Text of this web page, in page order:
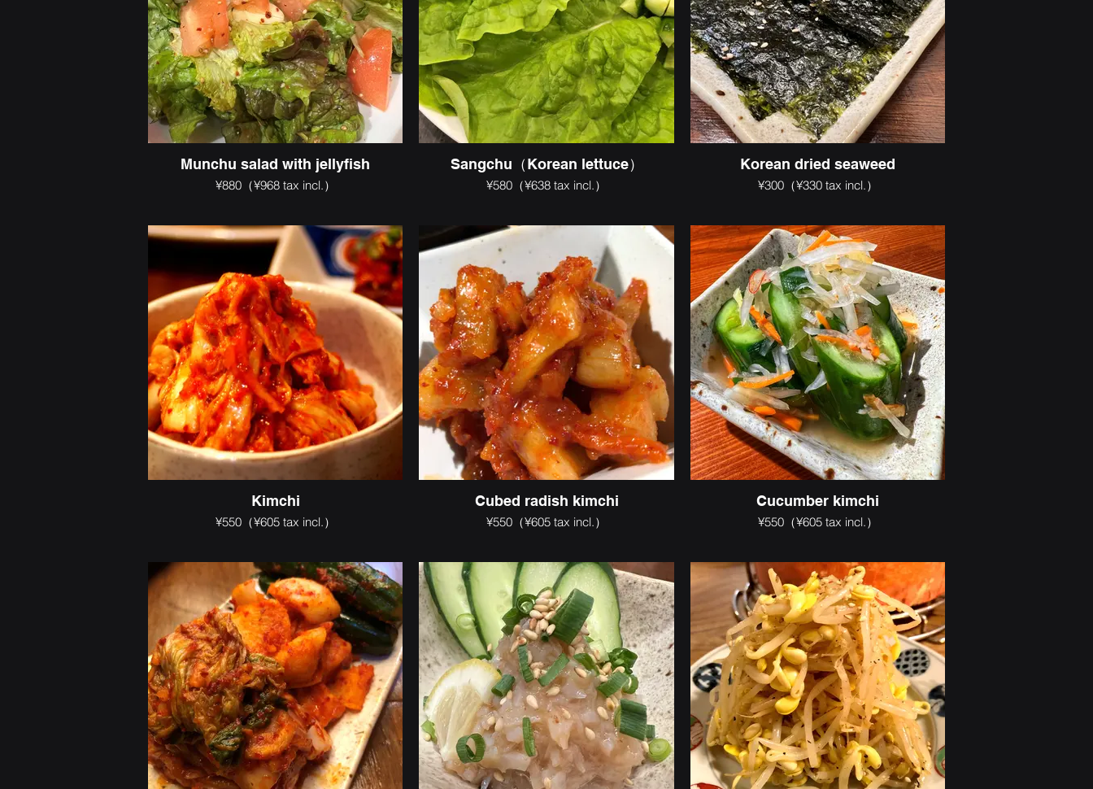
Munchu salad with jellyfish
¥880（¥968 tax incl.）
Sangchu（Korean lettuce）
¥580（¥638 tax incl.）
Korean dried seaweed
¥300（¥330 tax incl.）
Kimchi
¥550（¥605 tax incl.）
Cubed radish kimchi
¥550（¥605 tax incl.）
Cucumber kimchi
¥550（¥605 tax incl.）